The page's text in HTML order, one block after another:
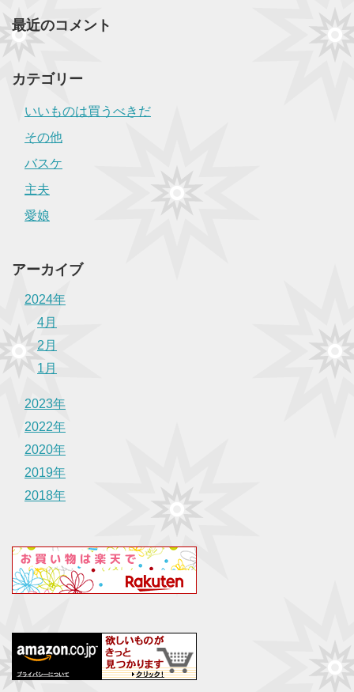
最近のコメント
カテゴリー
いいものは買うべきだ
その他
バスケ
主夫
愛娘
アーカイブ
2024年
4月
2月
1月
2023年
2022年
2020年
2019年
2018年